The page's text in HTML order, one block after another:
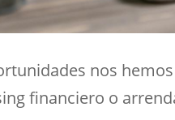
nos
financiero o